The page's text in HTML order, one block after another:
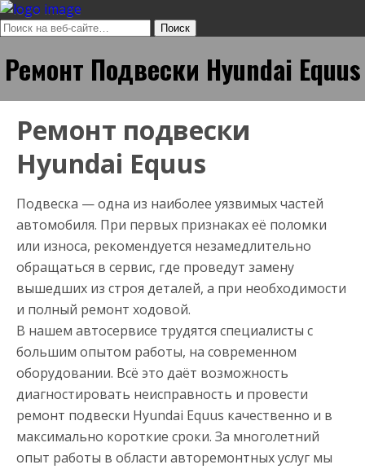
Ремонт Подвески Hyundai Equus
Ремонт подвески
Hyundai Equus
Подвеска — одна из наиболее уязвимых частей
автомобиля. При первых признаках её поломки
или износа, рекомендуется незамедлительно
обращаться в сервис, где проведут замену
вышедших из строя деталей, а при необходимости
и полный ремонт ходовой.
В нашем автосервисе трудятся специалисты с
большим опытом работы, на современном
оборудовании. Всё это даёт возможность
диагностировать неисправность и провести
ремонт подвески Hyundai Equus качественно и в
максимально короткие сроки. За многолетний
опыт работы в области авторемонтных услуг мы